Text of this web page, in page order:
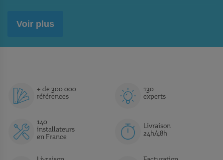
Fiabilité et précision sont au rendez-vous pour votre mesure
Manutan Collectivités accorde une grande attention à la fiabilité
caractéristique un très haut degré de précision et une fiabilité à
toute épreuve. A noter que l’ensemble des appareils de notre
lecture lisible et très fiable de l’écoulement du temps qui a été
constaté. De nombreuses fonctionnalités comme un compte à
encore le calendrier peuvent être proposés sur différents modèles
Voir plus
+ de 300 000
références
130
experts
140
installateurs
en France
Livraison
24h/48h